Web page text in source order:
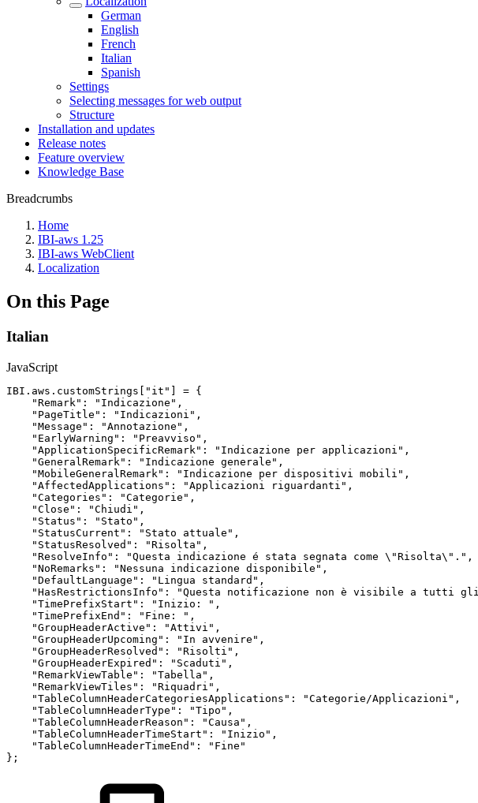
German
English
French
Italian
Spanish
Settings
Selecting messages for web output
Structure
Installation and updates
Release notes
Feature overview
Knowledge Base
Breadcrumbs
Home
IBI-aws 1.25
IBI-aws WebClient
Localization
On this Page
Italian
JavaScript
IBI . aws . customStrings [ "it" ] = {
"Remark" : "Indicazione" ,
"PageTitle" : "Indicazioni" ,
"Message" : "Annotazione" ,
"EarlyWarning" : "Preavviso" ,
"ApplicationSpecificRemark" : "Indicazione per applicazioni" ,
"GeneralRemark" : "Indicazione generale" ,
"MobileGeneralRemark" : "Indicazione per dispositivi mobili" ,
"AffectedApplications" : "Applicazioni riguardanti" ,
"Categories" : "Categorie" ,
"Close" : "Chiudi" ,
"Status" : "Stato" ,
"StatusCurrent" : "Stato attuale" ,
"StatusResolved" : "Risolta" ,
"ResolveInfo" : "Questa indicazione é stata segnata come \"Risolta\"." ,
"NoRemarks" : "Nessuna indicazione disponibile" ,
"DefaultLanguage" : "Lingua standard" ,
"HasRestrictionsInfo" : "Questa notificazione non è visibile a tutti gli
"TimePrefixStart" : "Inizio: " ,
"TimePrefixEnd" : "Fine: " ,
"GroupHeaderActive" : "Attivi" ,
"GroupHeaderUpcoming" : "In avvenire" ,
"GroupHeaderResolved" : "Risolti" ,
"GroupHeaderExpired" : "Scaduti" ,
"RemarkViewTable" : "Tabella" ,
"RemarkViewTiles" : "Riquadri" ,
"TableColumnHeaderCategoriesApplications" : "Categorie/Applicazioni" ,
"TableColumnHeaderType" : "Tipo" ,
"TableColumnHeaderReason" : "Causa" ,
"TableColumnHeaderTimeStart" : "Inizio" ,
"TableColumnHeaderTimeEnd" :
"Fine"
} ;